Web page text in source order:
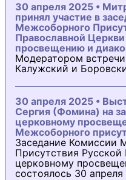
30 апреля 2025 •
принял участие в
Межсоборного
Православной
просвещению и
Модератором
Калужский и
30 апреля 2025 •
Сергия (Фомина) на
церковному
Межсоборного
Заседание Комиссии
Присутствия
церковному
состоялось 30